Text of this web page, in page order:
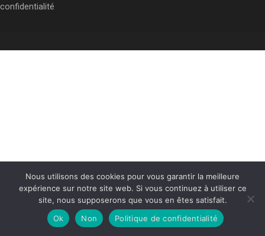
confidentialité
Nous utilisons des cookies pour vous garantir la meilleure
expérience sur notre site web. Si vous continuez à utiliser ce
site, nous supposerons que vous en êtes satisfait.
Ok
Non Politique de confidentialité